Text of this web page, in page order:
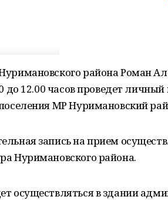
района Роман
до 12.00 часов проведет
МР Нуримановский
запись на прием
Нуримановского района.
осуществляться в здании